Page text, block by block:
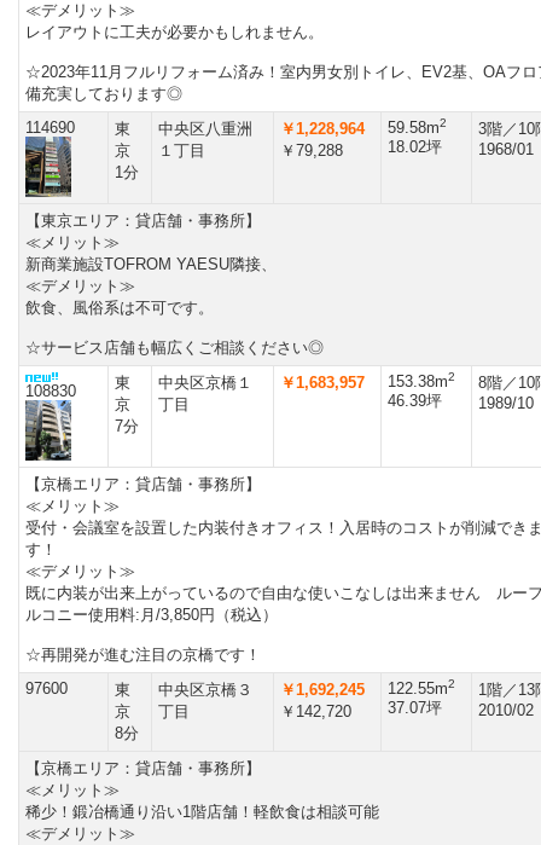
≪デメリット≫
レイアウトに工夫が必要かもしれません。
☆2023年11月フルリフォーム済み！室内男女別トイレ、EV2基、OAフロ
備充実しております◎
114690
東
京
1分
中央区八重洲
１丁目
￥1,228,964
￥79,288
59.58m2
18.02坪
3階／10
1968/01
【東京エリア：貸店舗・事務所】
≪メリット≫
新商業施設TOFROM YAESU隣接、
≪デメリット≫
飲食、風俗系は不可です。
☆サービス店舗も幅広くご相談ください◎
108830
東
京
7分
中央区京橋１
丁目
￥1,683,957 153.38m2
46.39坪
8階／10
1989/10
【京橋エリア：貸店舗・事務所】
≪メリット≫
受付・会議室を設置した内装付きオフィス！入居時のコストが削減でき
す！
≪デメリット≫
既に内装が出来上がっているので自由な使いこなしは出来ません ルー
ルコニー使用料:月/3,850円（税込）
☆再開発が進む注目の京橋です！
97600
東
京
8分
中央区京橋３
丁目
￥1,692,245
￥142,720
122.55m2
37.07坪
1階／13
2010/02
【京橋エリア：貸店舗・事務所】
≪メリット≫
稀少！鍛冶橋通り沿い1階店舗！軽飲食は相談可能
≪デメリット≫